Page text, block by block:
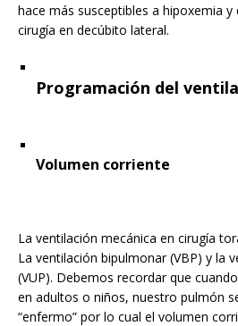
hace más susceptibles a hipoxemia
cirugía en decúbito lateral.
Programación del
Volumen corriente
La ventilación mecánica en cirugía
La ventilación bipulmonar (VBP) y la
(VUP). Debemos recordar que
en adultos o niños, nuestro pulmón
“enfermo” por lo cual el volumen